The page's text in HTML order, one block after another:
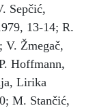
Sepčić,
13-14; R.
V. Žmegač,
Hoffmann,
Lirika
M. Stančić,